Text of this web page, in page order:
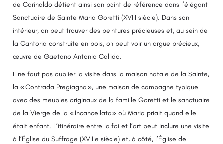
de Corinaldo détient ainsi son point de référence dans l’élégant
Sanctuaire de Sainte Maria Goretti (XVIII siècle). Dans son
intérieur, on peut trouver des peintures précieuses et, au sein de
la Cantoria construite en bois, on peut voir un orgue précieux,
œuvre de Gaetano Antonio Callido.
Il ne faut pas oublier la visite dans la maison natale de la Sainte,
la « Contrada Pregiagna », une maison de campagne typique
avec des meubles originaux de la famille Goretti et le sanctuaire
de la Vierge de la « Incancellata » où Maria priait quand elle
était enfant. L’itinéraire entre la foi et l’art peut inclure une visite
à l’Église du Suffrage (XVIIIe siècle) et, à côté, l’Église de